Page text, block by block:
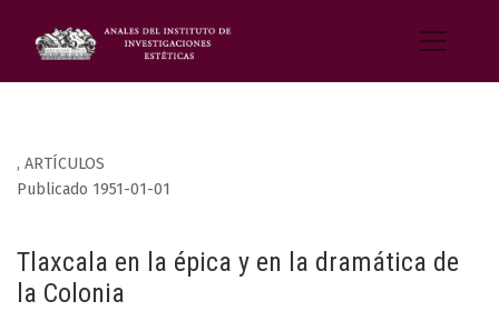
, ARTÍCULOS
Tlaxcala en la épica y en la dramática de
la Colonia
Publicado 1951-01-01